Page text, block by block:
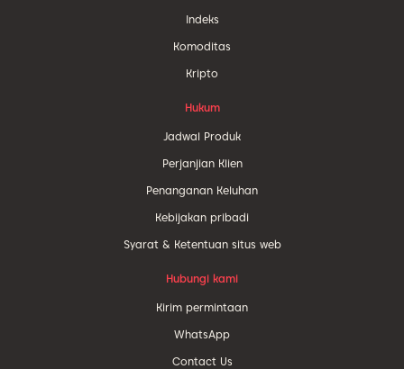
Indeks
Komoditas
Kripto
Hukum
Jadwal Produk
Perjanjian Klien
Penanganan Keluhan
Kebijakan pribadi
Syarat & Ketentuan situs web
Hubungi kami
Kirim permintaan
WhatsApp
Contact Us